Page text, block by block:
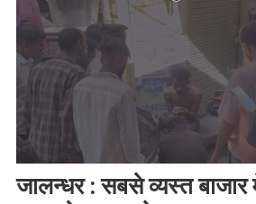
जालन्धर : सबसे व्यस्त